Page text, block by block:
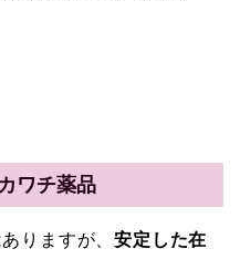
ワチ薬品
りますが、安定した在